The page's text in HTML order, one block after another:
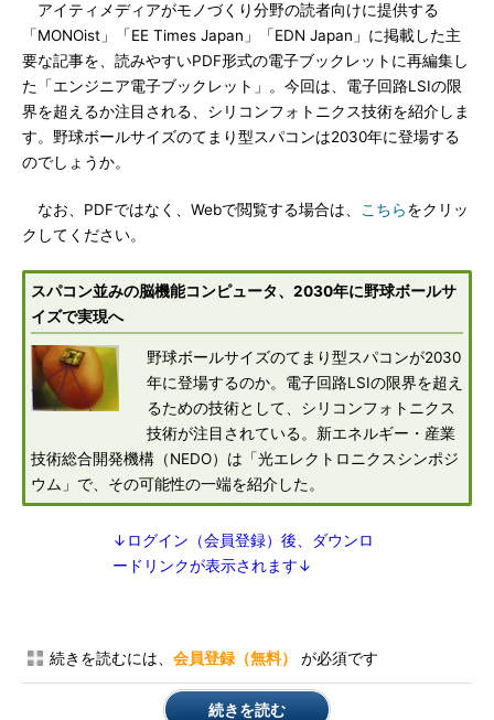
アイティメディアがモノづくり分野の読者向けに提供する
「MONOist」「EE Times Japan」「EDN Japan」に掲載した主
要な記事を、読みやすいPDF形式の電子ブックレットに再編集し
た「エンジニア電子ブックレット」。今回は、電子回路LSIの限
界を超えるか注目される、シリコンフォトニクス技術を紹介しま
す。野球ボールサイズのてまり型スパコンは2030年に登場する
のでしょうか。
なお、PDFではなく、Webで閲覧する場合は、 こちらをクリッ
クしてください。
スパコン並みの脳機能コンピュータ、2030年に野球ボールサ
イズで実現へ
野球ボールサイズのてまり型スパコンが2030
年に登場するのか。電子回路LSIの限界を超え
るための技術として、シリコンフォトニクス
技術が注目されている。新エネルギー・産業
技術総合開発機構（NEDO）は「光エレクトロニクスシンポジ
ウム」で、その可能性の一端を紹介した。
↓ログイン（会員登録）後、ダウンロ
ードリンクが表示されます↓
続きを読むには、 会員登録（無料） が必須です
続きを読む